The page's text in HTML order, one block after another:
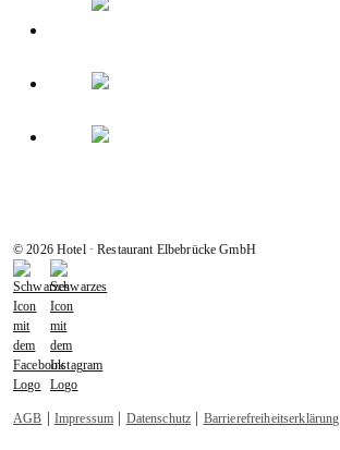
© 2026 Hotel · Restaurant Elbebrücke GmbH
AGB | Impressum | Datenschutz | Barrierefreiheitserklärung